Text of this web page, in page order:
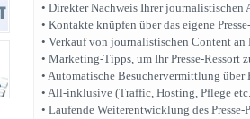
• Direkter Nachweis Ihrer journalistischen
• Kontakte knüpfen über das eigene
• Verkauf von journalistischen Content an
• Marketing-Tipps, um Ihr Presse-Ressort
• Automatische Besuchervermittlung über
• All-inklusive (Traffic, Hosting, Pflege
• Laufende Weiterentwicklung des Presse-